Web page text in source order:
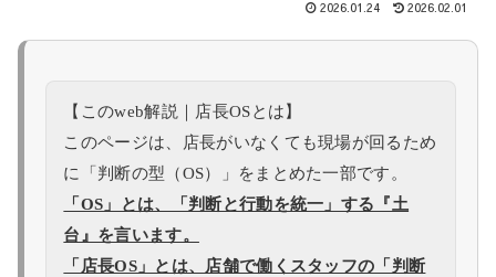
2026.01.24 2026.02.01
【このweb解説｜店長OSとは】
このページは、店長がいなくても現場が回るため
に「判断の型（OS）」をまとめた一部です。
「OS」とは、「判断と行動を統一」する『土
台』を言います。
「店長OS」とは、店舗で働くスタッフの「判断